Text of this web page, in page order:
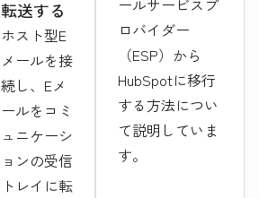
転送する
ホスト型E
メールを接
続し、Eメ
ールをコミ
ュニケーシ
ョンの受信
トレイに転
ールサービスプ
ロバイダー
（ESP）から
HubSpotに移行
する方法につい
て説明していま
す。